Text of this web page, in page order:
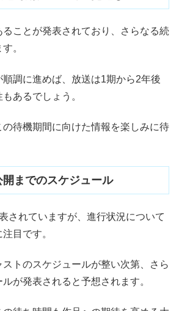
ことが発表されており、さらなる続
。
調に進めば、放送は1期から2年後
あるでしょう。
待機期間に向けた情報を楽しみに待
までのスケジュール
されていますが、進行状況について
目です。
トのスケジュールが整い次第、さら
が発表されると予想されます。